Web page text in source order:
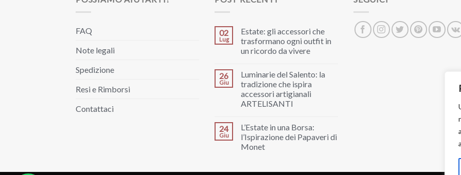
FAQ
Note legali
Spedizione
Resi e Rimborsi
Contattaci
02
Lug
Estate: gli accessori che
trasformano ogni outfit in
un ricordo da vivere
26
Giu
Luminarie del Salento: la
tradizione che ispira
accessori artigianali
ARTELISANTI
24
Giu
L’Estate in una Borsa:
l’Ispirazione dei Papaveri di
Monet